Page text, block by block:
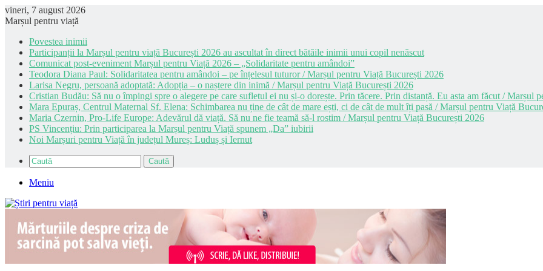
vineri, 7 august 2026
Marșul pentru viață
Povestea inimii
Participanții la Marșul pentru viață București 2026 au ascultat în direct bătăile inimii unui copil nenăscut
Comunicat post-eveniment Marșul pentru Viață 2026 – „Solidaritate pentru amândoi”
Teodora Diana Paul: Solidaritatea pentru amândoi – pe înțelesul tuturor / Marșul pentru Viață București 2026
Larisa Negru, persoană adoptată: Adopția – o naștere din inimă / Marșul pentru Viață București 2026
Cristian Budău: Să nu o împingi spre o alegere pe care sufletul ei nu și-o dorește. Prin tăcere. Prin distanță. Eu asta am făcut / Marșul
Mara Epuraș, Centrul Maternal Sf. Elena: Schimbarea nu ține de cât de mare ești, ci de cât de mult îți pasă / Marșul pentru Viață
Maria Czernin, Pro-Life Europe: Adevărul dă viață. Să nu ne fie teamă să-l rostim / Marșul pentru Viață București 2026
PS Vincențiu: Prin participarea la Marșul pentru Viață spunem „Da” iubirii
Noi Marșuri pentru Viață în județul Mureș: Luduș și Iernut
Caută
Meniu